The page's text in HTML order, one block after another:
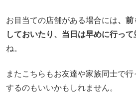
お目当ての店舗がある場合には、前
しておいたり、当日は早めに行っ
ね。
またこちらもお友達や家族同士で
するのもいいかもしれません。